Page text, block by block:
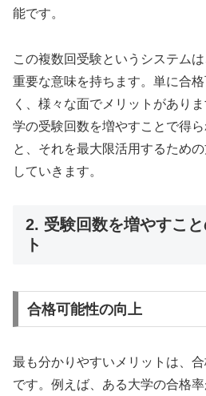
能です。
この複数回受験というシステム
重要な意味を持ちます。単に合
く、様々な面でメリットがあり
学の受験回数を増やすことで得
と、それを最大限活用するため
していきます。
2. 受験回数を増やすこ
ト
合格可能性の向上
最も分かりやすいメリットは、
です。例えば、ある大学の合格